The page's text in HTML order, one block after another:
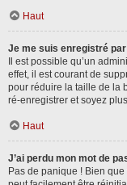
Haut
Je me suis enregistré
Il est possible qu’un
effet, il est courant de
pour réduire la taille de la
ré-enregistrer et soyez
Haut
J’ai perdu mon mot de
Pas de panique ! Bien